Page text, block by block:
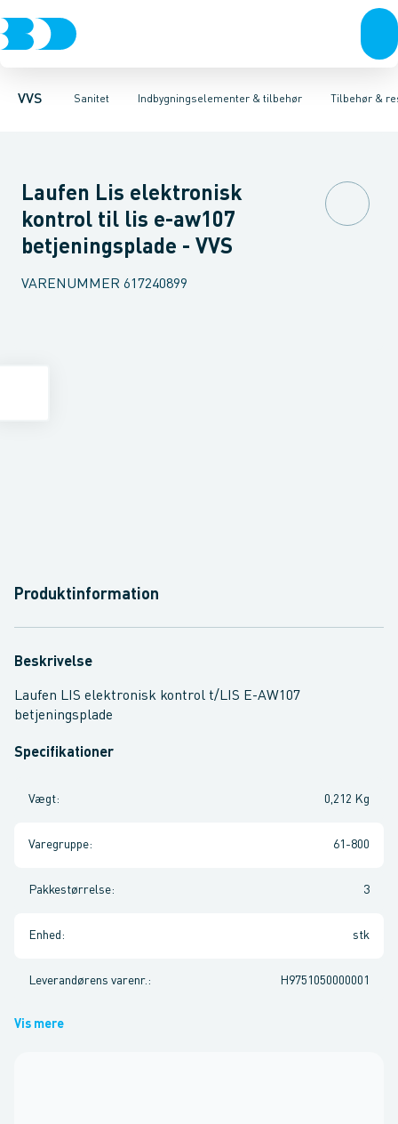
VVS Sanitet
Rør & fittingsPressfittings & rørKuglehaner & ventilerAfløb
Indbygningselementer & tilbehør
Toiletter, sæder og cisternerVaskeArmaturerBrusereTilbehør &
Høje Indbygnings elementerLave Indbygnings elementer
Laufen Lis elektronisk
kontrol til lis e-aw107
betjeningsplade - VVS
VARENUMMER 617240899
Produktinformation
Beskrivelse
Laufen LIS elektronisk kontrol t/LIS E-AW107
betjeningsplade
Specifikationer
Vægt: 0,212 Kg
Varegruppe: 61-800
Pakkestørrelse: 3
Enhed : stk
Leverandørens varenr. : H9751050000001
Vis mere